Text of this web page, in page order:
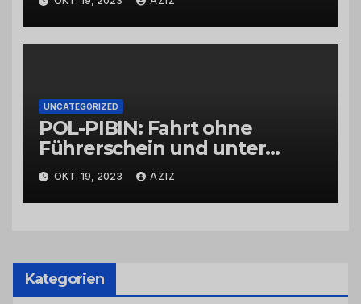
UNCATEGORIZED
POL-PIBIN: Fahrt ohne
Führerschein und unter
Einfluss von Drogen
OKT. 19, 2023 AZIZ
Kategorien